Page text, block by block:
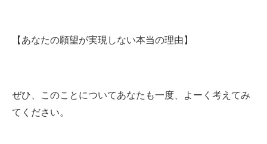
【あなたの願望が実現しない本当の理由】
ぜひ、このことについてあなたも一度、よーく考えてみ
てください。